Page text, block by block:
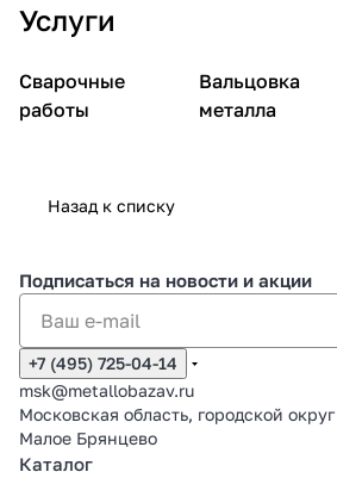
Услуги
Сварочные
работы
Вальцовка
металла
Назад к списку
Подписаться на новости и акции
+7 (495) 725-04-14
msk@metallobazav.ru
Московская область, городской
Малое Брянцево
Каталог